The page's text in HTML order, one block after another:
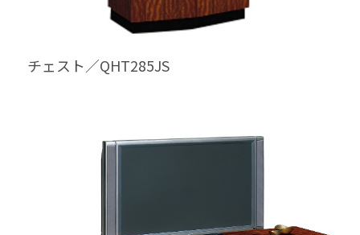
チェスト／QHT285JS